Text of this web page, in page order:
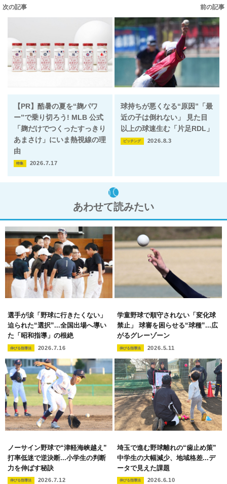
次の記事 前の記事
【PR】酷暑の夏を“麹パワ
ー”で乗り切ろう! MLB 公式
「麹だけでつくったすっきり
あまさけ」にいま熱視線の理
由
特集 2026.7.17
球持ちが悪くなる“原因”「最
近の子は倒れない」 見た目
以上の球速生む「片足RDL」
ピッチング 2026.8.3
あわせて読みたい
選手が涙「野球に行きたくない」
迫られた“選択”...全国出場へ導い
た「昭和指導」の根絶
伸びる指導法 2026.7.16
学童野球で順守されない「変化球
禁止」 球審を困らせる“球種”...広
がるグレーゾーン
伸びる指導法 2026.5.11
ノーサイン野球で“津軽海峡越え”
打率低迷で逆決断...小学生の判断
力を伸ばす秘訣
伸びる指導法 2026.7.12
埼玉で進む野球離れの“歯止め策”
中学生の大幅減少、地域格差...デ
ータで見えた課題
伸びる指導法 2026.6.10